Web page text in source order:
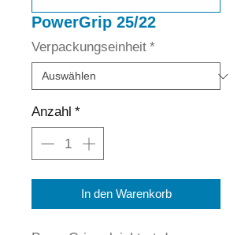
PowerGrip 25/22
Verpackungseinheit *
Anzahl *
In den Warenkorb